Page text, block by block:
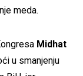
meda.
Midhat
u smanjenju